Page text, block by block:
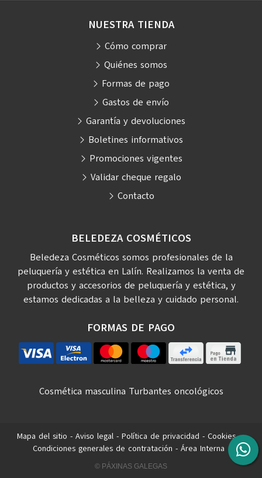
BELEDEZA COSMÉTICOS
Beledeza Cosméticos somos profesionales de la
peluquería y estética en Lalín. Realizamos la venta de
productos y accesorios de peluquería y estética, y
estamos dedicadas a la belleza y cuidado personal.
FORMAS DE PAGO
NUESTRA TIENDA
Cómo comprar
Quiénes somos
Formas de pago
Gastos de envío
Garantía y devoluciones
Boletines informativos
Promociones vigentes
Validar cheque regalo
Contacto
Cosmética masculina Turbantes oncológicos
Mapa del sitio - Aviso legal- Política de privacidad - Cookies-
Condiciones generales de contratación - Área Interna
© PÁXINAS GALEGAS